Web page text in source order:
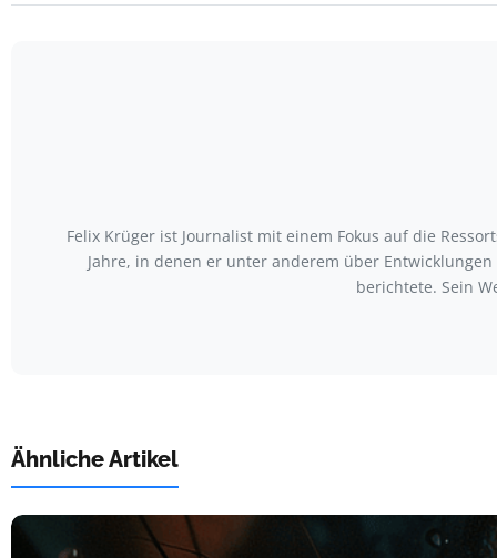
Felix Krüger ist Journalist mit einem Fokus auf die
Jahre, in denen er unter anderem über
berichtete. Sein
Ähnliche Artikel